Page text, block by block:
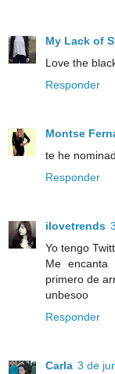
My Lack of
Love the
Responder
Montse
te he
Responder
ilovetrends
Yo tengo
Me
primero de
unbesoo
Responder
Carla 3 de